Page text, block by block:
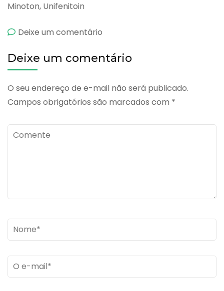
Minoton, Unifenitoin
Deixe um comentário
Deixe um comentário
O seu endereço de e-mail não será publicado.
Campos obrigatórios são marcados com *
Comente
Name*
Email *